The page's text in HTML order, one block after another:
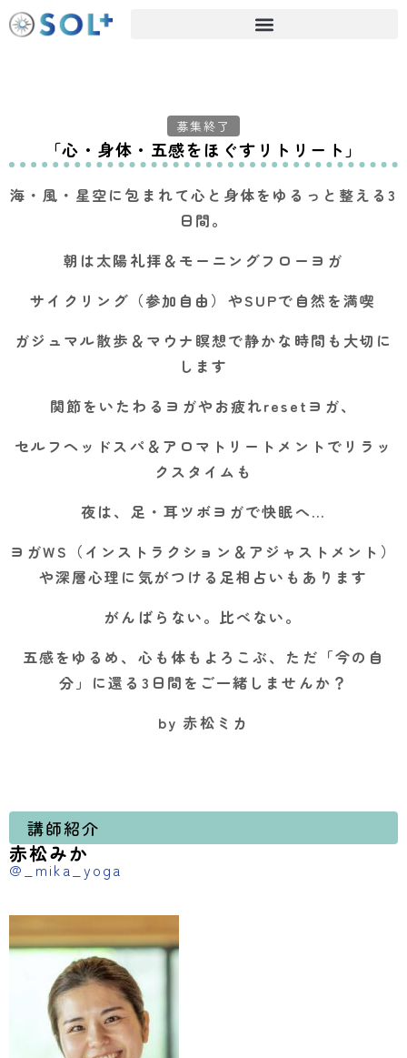
募集終了
「心・身体・五感をほぐすリトリート」
海・風・星空に包まれて心と身体をゆるっと整える3
日間。
朝は太陽礼拝＆モーニングフローヨガ
サイクリング（参加自由）やSUPで自然を満喫
ガジュマル散歩＆マウナ瞑想で静かな時間も大切に
します
関節をいたわるヨガやお疲れresetヨガ、
セルフヘッドスパ＆アロマトリートメントでリラッ
クスタイムも
夜は、足・耳ツボヨガで快眠へ…
ヨガWS（インストラクション＆アジャストメント）
や深層心理に気がつける足相占いもあります
がんばらない。比べない。
五感をゆるめ、心も体もよろこぶ、ただ「今の自
分」に還る3日間をご一緒しませんか？
by 赤松ミカ
講師紹介
赤松みか
@_mika_yoga